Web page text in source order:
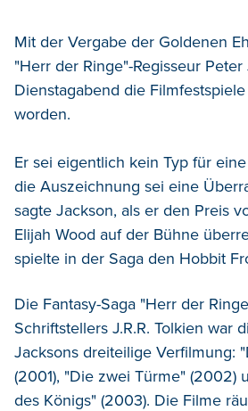
Mit der Vergabe der Goldenen
"Herr der Ringe"-Regisseur
Dienstagabend die
worden.
Er sei eigentlich kein Typ für
die Auszeichnung sei eine
sagte Jackson, als er den Preis
Elijah Wood auf der Bühne
spielte in der Saga den Hobbit
Die Fantasy-Saga "Herr der
Schriftstellers J.R.R. Tolkien war
Jacksons dreiteilige Verfilmung:
(2001), "Die zwei Türme" (2002)
des Königs" (2003). Die Filme